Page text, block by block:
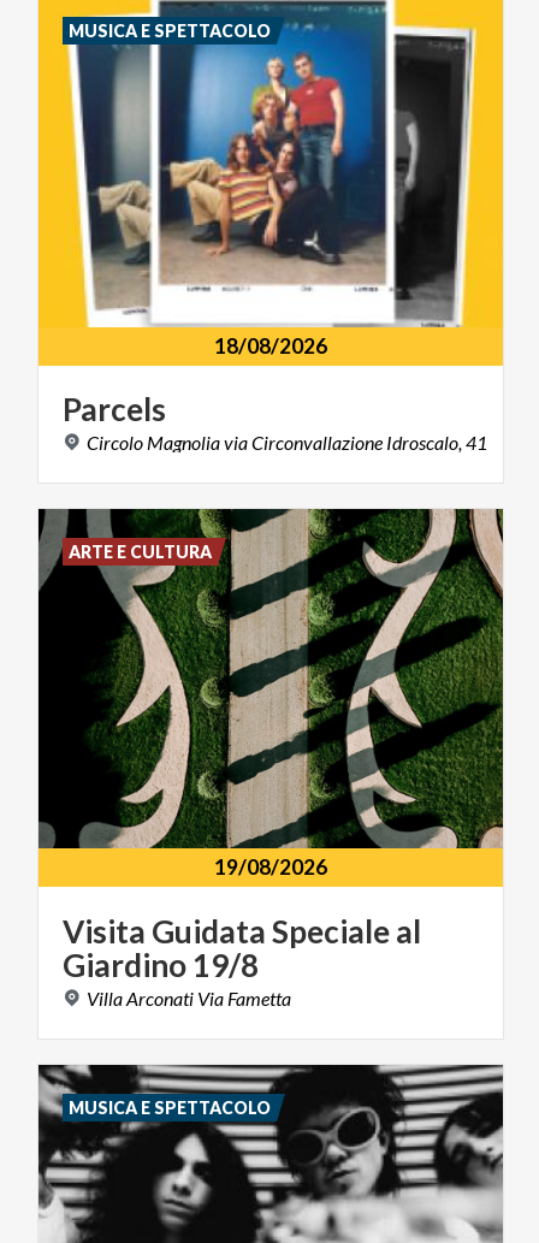
18/08/2026
Parcels
Circolo MagnoliaviaCirconvallazione Idroscalo,41
MUSICA E SPETTACOLO
19/08/2026
Visita GuidataSpecialeal
Giardino 19/8
VillaArconati Via Fametta
ARTE E CULTURA
MUSICA E SPETTACOLO